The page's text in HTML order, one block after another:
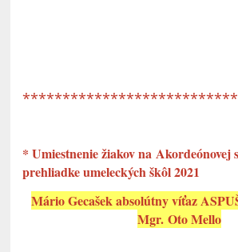
* Umiestnenie žiakov na Akordeónovej
prehliadke umeleckých škôl 2021
Mário Gecašek absolútny víťaz
Mgr. Oto Mello